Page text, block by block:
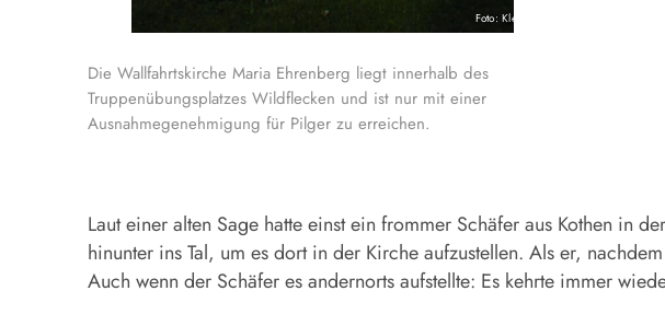
Foto: Kleinhenz
Die Wallfahrtskirche Maria Ehrenberg liegt innerhalb des
Truppenübungsplatzes Wildflecken und ist nur mit einer
Ausnahmegenehmigung für Pilger zu erreichen.
Laut einer alten Sage hatte einst ein frommer Schäfer aus Kothen in
hinunter ins Tal, um es dort in der Kirche aufzustellen. Als er,
Auch wenn der Schäfer es andernorts aufstellte: Es kehrte immer